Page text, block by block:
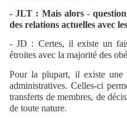
- JLT : Mais alors -
des relations actuelles avec
- JD : Certes, il existe un
étroites avec la majorité des
Pour la plupart, il existe une
administratives. Celles-ci
transferts de membres, de
de toute nature.